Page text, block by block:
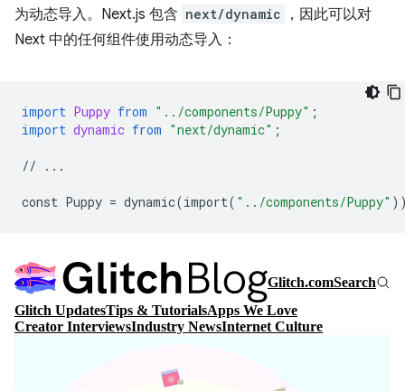
为动态导入。Next.js 包含 next/dynamic
，因此可以对
Next 中的任何组件使用动态导入：
import Puppy from "../components/Puppy" ;
import dynamic from "next/dynamic" ;
// ...
const Puppy = dynamic(import( "../components/Puppy"